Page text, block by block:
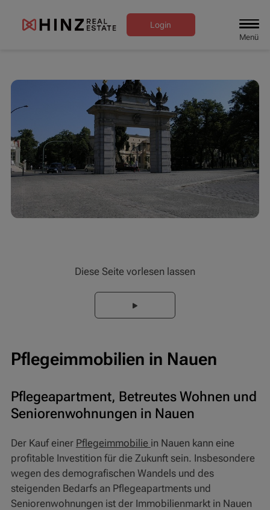
Login
Diese Seite vorlesen lassen
Pflegeimmobilien in Nauen
Pflegeapartment, Betreutes Wohnen und
Seniorenwohnungen in Nauen
Der Kauf einer Pflegeimmobilie in Nauen kann eine
profitable Investition für die Zukunft sein. Insbesondere
wegen des demografischen Wandels und des
steigenden Bedarfs an Pflegeapartments und
Seniorenwohnungen ist der Immobilienmarkt in Nauen